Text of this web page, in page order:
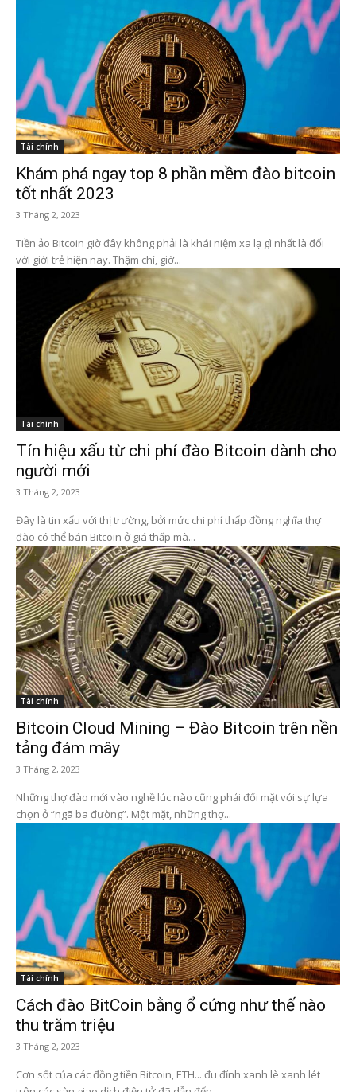
Tài chính
Khám phá ngay top 8 phần mềm đào bitcoin
tốt nhất 2023
3 Tháng 2, 2023
Tiền ảo Bitcoin giờ đây không phải là khái niệm xa lạ gì nhất là đối
với giới trẻ hiện nay. Thậm chí, giờ...
Tài chính
Tín hiệu xấu từ chi phí đào Bitcoin dành cho
người mới
3 Tháng 2, 2023
Đây là tin xấu với thị trường, bởi mức chi phí thấp đồng nghĩa thợ
đào có thể bán Bitcoin ở giá thấp mà...
Tài chính
Bitcoin Cloud Mining – Đào Bitcoin trên nền
tảng đám mây
3 Tháng 2, 2023
Những thợ đào mới vào nghề lúc nào cũng phải đối mặt với sự lựa
chọn ở “ngã ba đường”. Một mặt, những thợ...
Tài chính
Cách đào BitCoin bằng ổ cứng như thế nào
thu trăm triệu
3 Tháng 2, 2023
Cơn sốt của các đồng tiền Bitcoin, ETH... đu đỉnh xanh lè xanh lét